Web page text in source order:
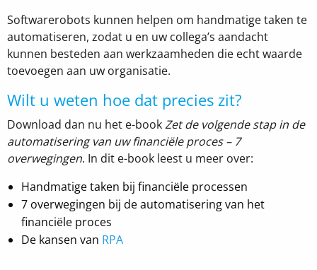
Softwarerobots kunnen helpen om handmatige taken te
automatiseren, zodat u en uw collega’s aandacht
kunnen besteden aan werkzaamheden die echt waarde
toevoegen aan uw organisatie.
Wilt u weten hoe dat precies zit?
Download dan nu het e-bookZet de volgende stap in de
automatisering van uw financiële proces – 7
overwegingen. In dit e-book leest u meer over:
Handmatige taken bij financiële processen
7 overwegingen bij de automatisering van het
financiële proces
De kansen van RPA